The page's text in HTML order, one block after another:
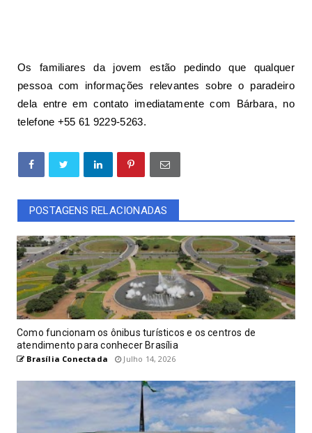
Os familiares da jovem estão pedindo que qualquer
pessoa com informações relevantes sobre o paradeiro
dela entre em contato imediatamente com Bárbara, no
telefone +55 61 9229-5263.
POSTAGENS RELACIONADAS
Como funcionam os ônibus turísticos e os centros de
atendimento para conhecer Brasília
Brasília Conectada Julho 14, 2026